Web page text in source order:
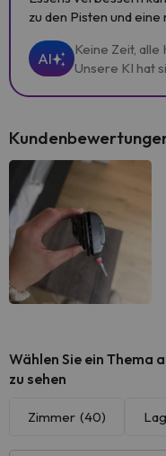
zu den Pisten und
AI
Keine Zeit,
Unsere KI hat
Wählen Sie ein Thema
zu sehen
Zimmer (40)